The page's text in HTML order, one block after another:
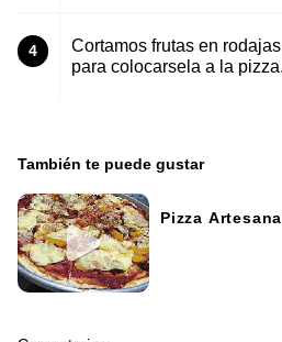
4
Cortamos frutas en
para colocarsela a la pizza.
También te puede gustar
Pizza